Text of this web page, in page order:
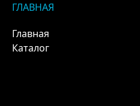
ГЛАВНАЯ
Главная
Каталог